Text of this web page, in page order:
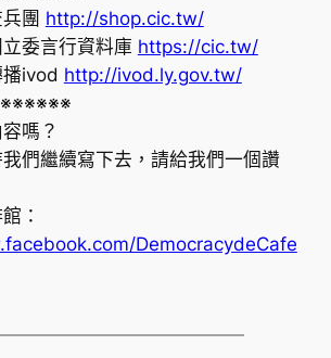
團 http://shop.cic.tw/
委言行資料庫 https://cic.tw/
ivod http://ivod.ly.gov.tw/
嗎？
們繼續寫下去，請給我們一個讚
：
DemocracydeCafe